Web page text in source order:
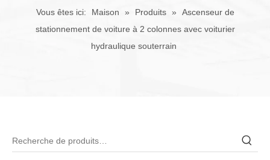
Vous êtes ici: Maison » Produits »
Ascenseur de
stationnement de voiture à 2 colonnes avec voiturier
hydraulique souterrain